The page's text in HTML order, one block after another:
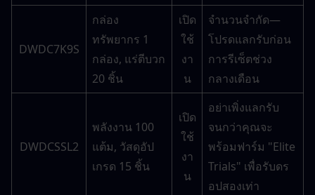
DWDC7K9S
กล่อง
ทรัพยากร 1
กล่อง, แร่ตีบวก
20 ชิ้น
เปิด
ใช้
งา
น
จำนวนจำกัด—
โปรดแลกรับก่อน
การรีเซ็ตช่วง
กลางเดือน
DWDCSSL2
พลังงาน 100
แต้ม, วัสดุอัป
เกรด 15 ชิ้น
เปิด
ใช้
งา
น
อย่าเพิ่งแลกรับ
จนกว่าคุณจะ
พร้อมฟาร์ม "Elite
Trials" เพื่อรับดร
อปสองเท่า